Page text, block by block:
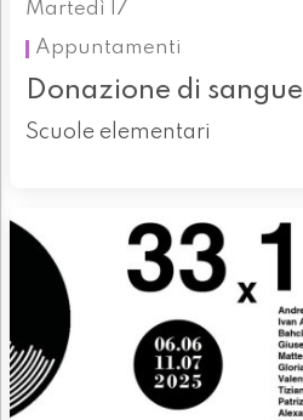
Martedì 17
Appuntamenti
Donazione di sangue
Scuole elementari